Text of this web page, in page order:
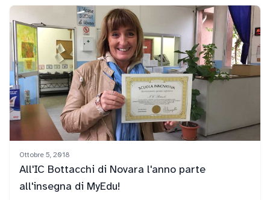
Ottobre 5, 2018
All'IC Bottacchi di Novara l'anno parte
all'insegna di MyEdu!